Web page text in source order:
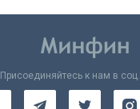
Присоединяйтесь к нам в соц.